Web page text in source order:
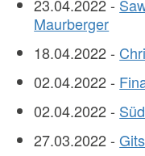
23.04.2022 -
Maurberger
18.04.2022 -
02.04.2022 -
02.04.2022 -
27.03.2022 -